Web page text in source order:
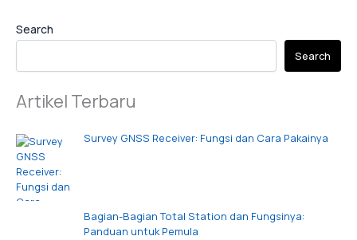
Search
Search
Artikel Terbaru
Survey GNSS Receiver: Fungsi dan Cara Pakainya
Bagian-Bagian Total Station dan Fungsinya:
Panduan untuk Pemula